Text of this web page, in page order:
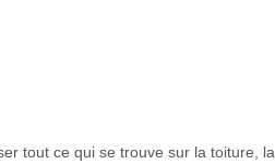
tout ce qui se trouve sur la toiture, la